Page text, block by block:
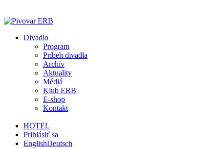
Divadlo
Program
Príbeh divadla
Archív
Aktuality
Médiá
Klub ERB
E-shop
Kontakt
HOTEL
Prihlásiť sa
EnglishDeutsch